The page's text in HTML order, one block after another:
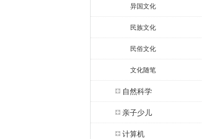
异国文化
民族文化
民俗文化
文化随笔
自然科学
亲子少儿
计算机